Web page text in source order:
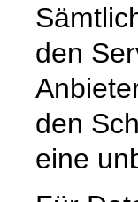
den
den
eine